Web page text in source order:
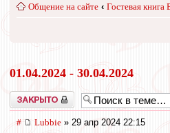
Общение на сайте ‹ Гостевая книга
01.04.2024 - 30.04.2024
Закрыто
# Lubbie » 29 апр 2024 22:15